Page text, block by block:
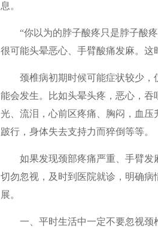
息。
“你以为的脖子酸疼只是脖子酸疼
很可能头晕恶心、手臂酸痛发麻。这
颈椎病初期时候可能症状较少，
能会发生。比如头晕头疼，恶心，
光、流泪，心前区疼痛、胸闷，血压
跛行，身体失去支持力而猝倒等等。
如果发现颈部疼痛严重、手臂发
切勿忽视，及时到医院就诊，明确
展。
一、平时生活中一定不要忽视颈